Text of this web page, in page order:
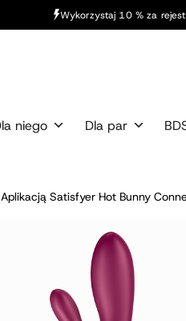
Wykorzystaj 10 % za
niego Dla par
Satisfyer Hot Bunny